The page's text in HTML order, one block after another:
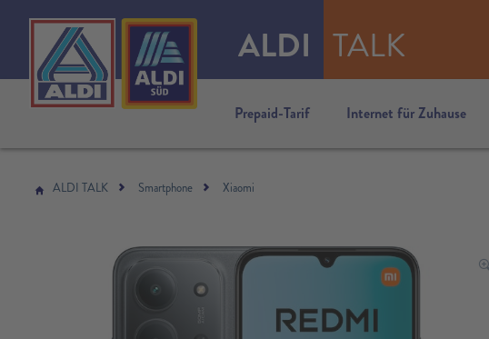
ALDI TALK
Prepaid-Tarif Internet für Zuhause
ALDI TALK Smartphone Xiaomi